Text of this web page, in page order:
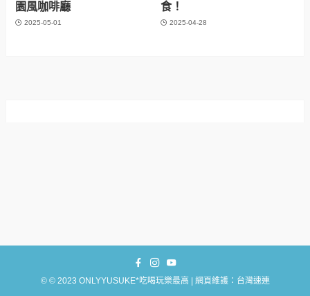
園風咖啡廳
2025-05-01
食！
2025-04-28
©© 2023 ONLYYUSUKE*吃喝玩樂最高 | 網頁維護：台灣速連